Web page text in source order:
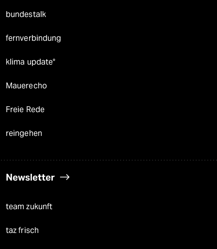
bundestalk
fernverbindung
klima update°
Mauerecho
Freie Rede
reingehen
Newsletter
team zukunft
taz frisch